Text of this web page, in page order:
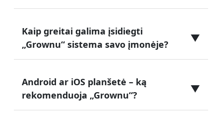
Kaip greitai galima įsidiegti
„Grownu“ sistema savo įmonėje?
▼
Android ar iOS planšetė – ką
rekomenduoja „Grownu“?
▼